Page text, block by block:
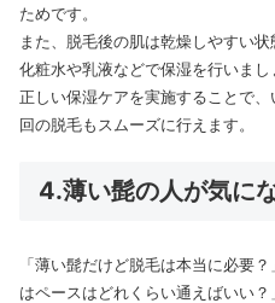
ためです。
また、脱毛後の肌は乾燥しやすい
化粧水や乳液などで保湿を行いまし
正しい保湿ケアを実施することで
回の脱毛もスムーズに行えます。
4.薄い髭の人が気に
「薄い髭だけど脱毛は本当に必要
はペースはどれくらい通えばいい